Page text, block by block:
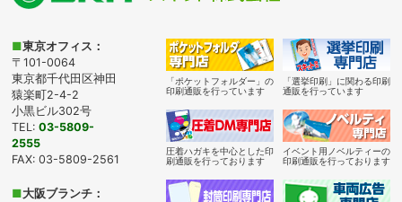
■東京オフィス：
〒101-0064
東京都千代田区神田
猿楽町2-4-2
小黒ビル302号
TEL:03-5809-
2555
FAX: 03-5809-2561
■大阪ブランチ：
「ポケットフォルダー」の
印刷通販を行っています
「選挙印刷」に関わる印刷
通販を行っています
圧着ハガキを中心とした印
刷通販を行っております
イベント用ノベルティーの
印刷通販を行っております